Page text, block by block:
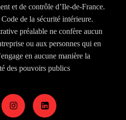
et de contrôle d’Ile-de-France.
de la sécurité intérieure.
préalable ne confère aucun
ou aux personnes qui en
en aucune manière la
des pouvoirs publics